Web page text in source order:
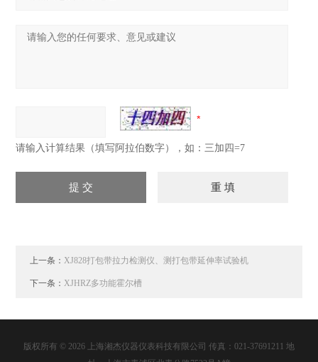
请输入计算结果（填写阿拉伯数字），如：三加四=7
上一条：XJ828打包带拉力检测仪、测打包带延伸率试验机
下一条：XJHRZ多功能霍尔槽
版权所有 © 2026 上海湘杰仪器仪表科技有限公司 传真：021-37691211 地